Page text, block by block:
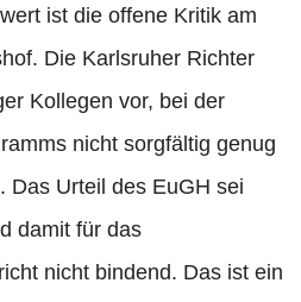
ist die offene Kritik am
Die Karlsruher Richter
Kollegen vor, bei der
nicht sorgfältig genug
Das Urteil des EuGH sei
damit für das
nicht bindend. Das ist ein